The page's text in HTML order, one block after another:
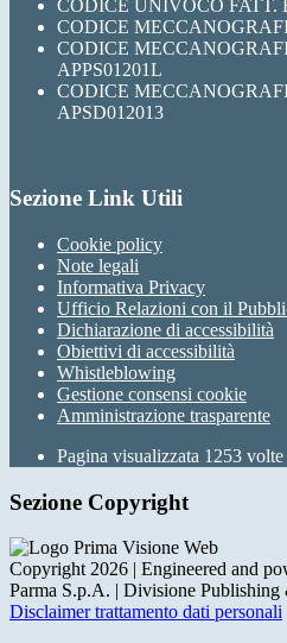
CODICE UNIVOCO
CODICE
CODICE
APPS01201L
CODICE
APSD012013
Sezione Link Utili
Cookie policy
Note legali
Informativa Privacy
Ufficio Relazioni con il
Dichiarazione di accessibilità
Obiettivi di accessibilità
Whistleblowing
Gestione consensi cookie
Amministrazione trasparente
Pagina visualizzata 1253 volte
Sezione Copyright
Copyright 2026 | Engineered and
Parma S.p.A. | Divisione
Disclaimer trattamento dati personali